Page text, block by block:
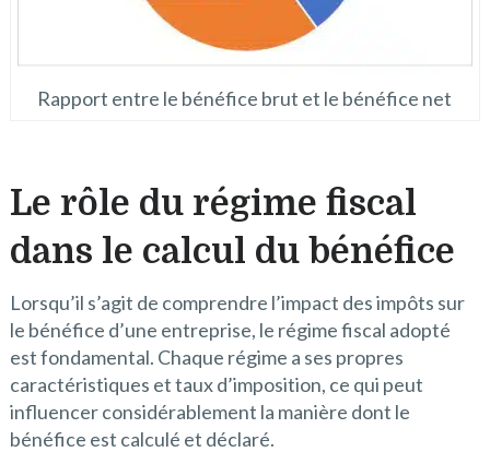
Rapport entre le bénéfice brut et le bénéfice net
Le rôle du régime fiscal
dans le calcul du bénéfice
Lorsqu’il s’agit de comprendre l’impact des impôts sur
le bénéfice d’une entreprise, le régime fiscal adopté
est fondamental. Chaque régime a ses propres
caractéristiques et taux d’imposition, ce qui peut
influencer considérablement la manière dont le
bénéfice est calculé et déclaré.